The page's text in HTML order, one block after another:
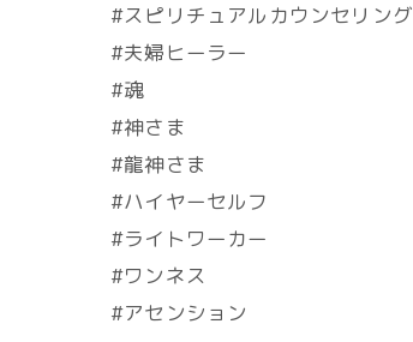
#スピリチュアルカウンセリング
#夫婦ヒーラー
#魂
#神さま
#龍神さま
#ハイヤーセルフ
#ライトワーカー
#ワンネス
#アセンション